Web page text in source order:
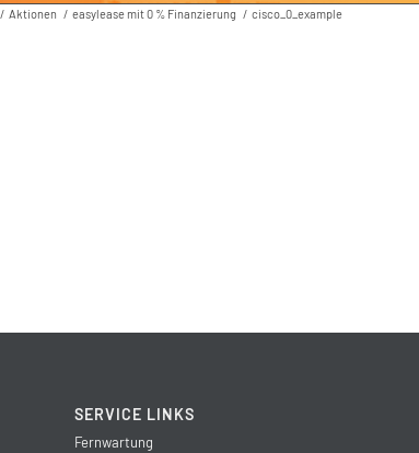
/ Aktionen / easylease mit 0 % Finanzierung / cisco_0_example
SERVICE LINKS
Fernwartung